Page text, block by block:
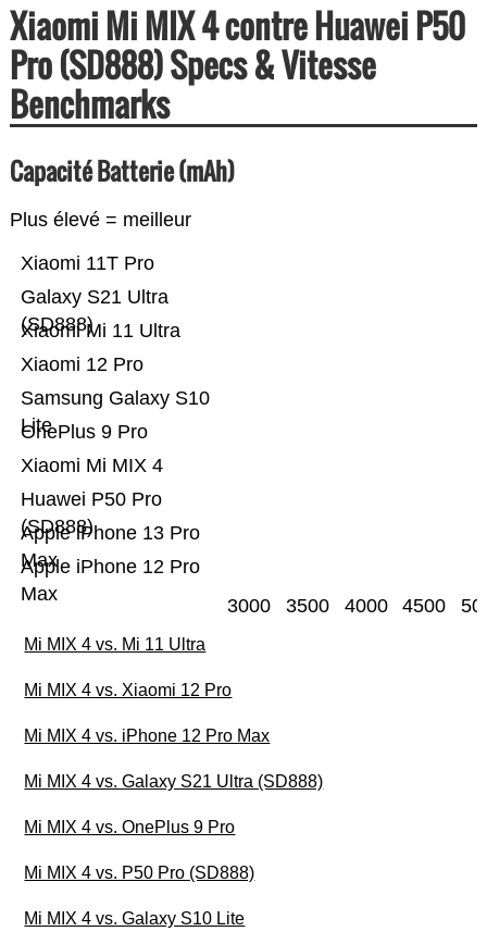
Xiaomi Mi MIX 4 contre Huawei P50
Pro (SD888) Specs & Vitesse
Benchmarks
Capacité Batterie (mAh)
Plus élevé = meilleur
Apple iPhone 12 Pro
Max
Apple iPhone 13 Pro
Max
Huawei P50 Pro
(SD888)
Xiaomi Mi MIX 4
OnePlus 9 Pro
Samsung Galaxy S10
Lite
Xiaomi 12 Pro
Xiaomi Mi 11 Ultra
Galaxy S21 Ultra
(SD888)
Xiaomi 11T Pro
3000 3500 4000 4500
Mi MIX 4 vs. Mi 11 Ultra
Mi MIX 4 vs. Xiaomi 12 Pro
Mi MIX 4 vs. iPhone 12 Pro Max
Mi MIX 4 vs. Galaxy S21 Ultra (SD888)
Mi MIX 4 vs. OnePlus 9 Pro
Mi MIX 4 vs. P50 Pro (SD888)
Mi MIX 4 vs. Galaxy S10 Lite